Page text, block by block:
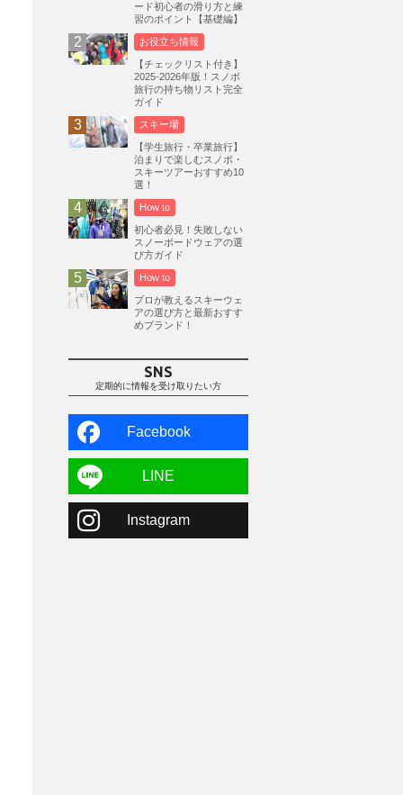
軽井沢プリンスホテルスキー場
白馬岩岳スノーフィールド 9
エイブル白馬五竜 5
群馬みなかみほうだいぎスキー場
ハンターマウンテン塩原
グランスノー奥伊吹 1
3
FUSO SKI & BOOTS TUNE
SAJ 4 株式会社アルペン 4
札幌 1
キャンペーン 5 全国旅行支援
長野 16 朝発日帰り 8
夏のアウトドア
JRSKI 2
よませ温泉 3 X-JAM高井富士 3
北志賀小丸山
ゴールデンウィーク 1
春スキー 栃木県
マイカー派 8 学生＆卒業旅行 5
JSBA 竜王スキーパーク
ード初心者の滑り方と練
習のポイント【基礎編】
お役立ち情報
【チェックリスト付き】
2025-2026年版！スノボ
旅行の持ち物リスト完全
ガイド
スキー場
【学生旅行・卒業旅行】
泊まりで楽しむスノボ・
スキーツアーおすすめ10
選！
How to
初心者必見！失敗しない
スノーボードウェアの選
び方ガイド
How to
プロが教えるスキーウェ
アの選び方と最新おすす
めブランド！
SNS
定期的に情報を受け取りたい方
Facebook
LINE
Instagram